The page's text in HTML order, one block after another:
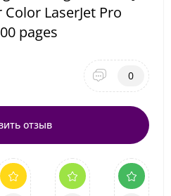
LaserJet Pro
pages
0
отзыв